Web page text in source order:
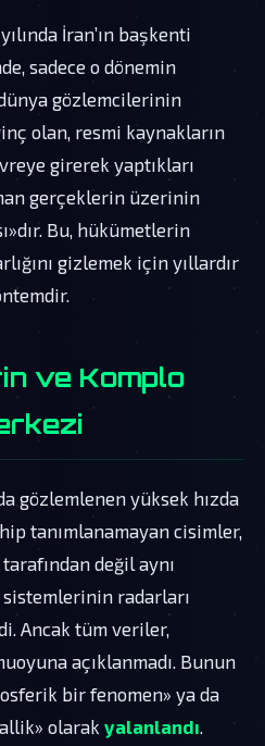
yılında İran’ın başkenti
sadece o dönemin
gözlemcilerinin
olan, resmi kaynakların
girerek yaptıkları
gerçeklerin üzerinin
Bu, hükümetlerin
gizlemek için yıllardır
ve Komplo
gözlemlenen yüksek hızda
tanımlanamayan cisimler,
değil aynı
radarları
Ancak tüm veriler,
açıklanmadı. Bunun
bir fenomen» ya da
olarak yalanlandı